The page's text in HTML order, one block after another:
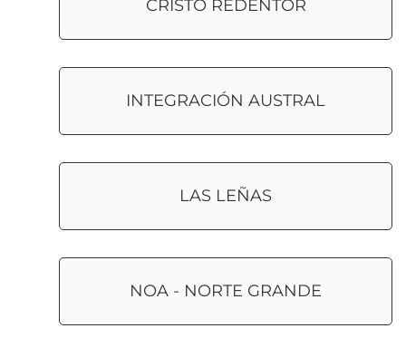
CRISTO REDENTOR
INTEGRACIÓN AUSTRAL
LAS LEÑAS
NOA - NORTE GRANDE